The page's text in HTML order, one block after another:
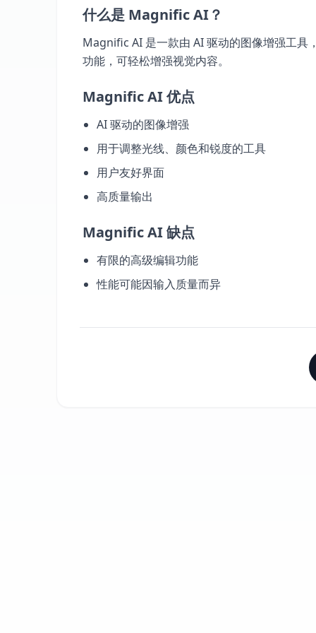
什么是 Magnific AI？
Magnific AI 是一款由 AI 驱动的图像增强工具
功能，可轻松增强视觉内容。
Magnific AI 优点
AI 驱动的图像增强
用于调整光线、颜色和锐度的工具
用户友好界面
高质量输出
Magnific AI 缺点
有限的高级编辑功能
性能可能因输入质量而异